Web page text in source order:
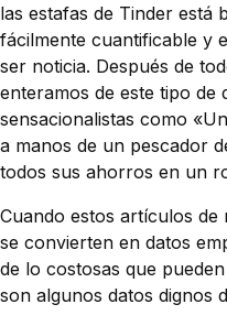
las estafas de Tinder está
fácilmente cuantificable y
ser noticia. Después de
enteramos de este tipo de
sensacionalistas como
a manos de un pescador
todos sus ahorros en un
Cuando estos artículos de
se convierten en datos
de lo costosas que
son algunos datos dignos